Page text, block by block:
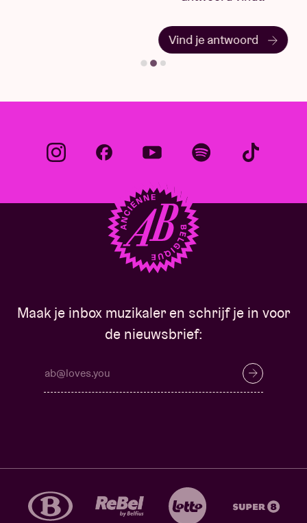
Vind je antwoord
Maak je inbox muzikaler en schrijf je in voor
de nieuwsbrief: